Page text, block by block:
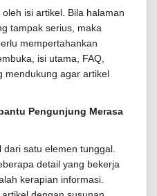
isi artikel. Bila halaman
tampak serius, maka
mempertahankan
isi utama, FAQ,
mendukung agar artikel
Pengunjung Merasa
satu elemen tunggal.
detail yang bekerja
kerapian informasi.